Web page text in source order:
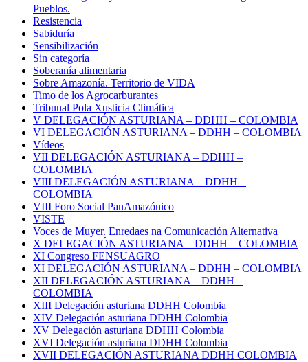
Pueblos.
Resistencia
Sabiduría
Sensibilización
Sin categoría
Soberanía alimentaria
Sobre Amazonía. Territorio de VIDA
Timo de los Agrocarburantes
Tribunal Pola Xusticia Climática
V DELEGACIÓN ASTURIANA – DDHH – COLOMBIA
VI DELEGACIÓN ASTURIANA – DDHH – COLOMBIA
Vídeos
VII DELEGACIÓN ASTURIANA – DDHH –
COLOMBIA
VIII DELEGACIÓN ASTURIANA – DDHH –
COLOMBIA
VIII Foro Social PanAmazónico
VISTE
Voces de Muyer. Enredaes na Comunicación Alternativa
X DELEGACIÓN ASTURIANA – DDHH – COLOMBIA
XI Congreso FENSUAGRO
XI DELEGACIÓN ASTURIANA – DDHH – COLOMBIA
XII DELEGACIÓN ASTURIANA – DDHH –
COLOMBIA
XIII Delegación asturiana DDHH Colombia
XIV Delegación asturiana DDHH Colombia
XV Delegación asturiana DDHH Colombia
XVI Delegación asturiana DDHH Colombia
XVII DELEGACIÓN ASTURIANA DDHH COLOMBIA